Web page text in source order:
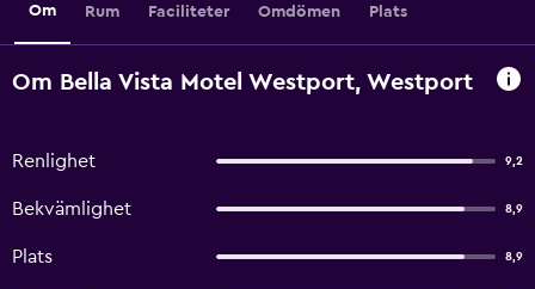
Om Rum Faciliteter Omdömen Plats
Om Bella Vista Motel Westport, Westport
Renlighet 9,2
Bekvämlighet 8,9
Plats 8,9